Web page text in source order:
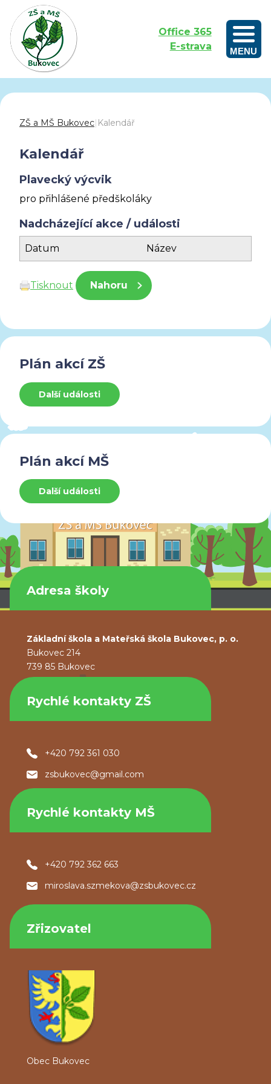
Office 365
E-strava
MENU
ZŠ a MŠ Bukovec| Kalendář
Kalendář
Plavecký výcvik
pro přihlášené předškoláky
Nadcházející akce / události
Datum Název
Tisknout Nahoru
Plán akcí ZŠ
Další události
Plán akcí MŠ
Další události
Adresa školy
Základní škola a Mateřská škola Bukovec, p. o.
Bukovec 214
739 85 Bukovec
Rychlé kontakty ZŠ
+420 792 361 030
zsbukovec@gmail.com
Rychlé kontakty MŠ
+420 792 362 663
miroslava.szmekova@zsbukovec.cz
Zřizovatel
Obec Bukovec